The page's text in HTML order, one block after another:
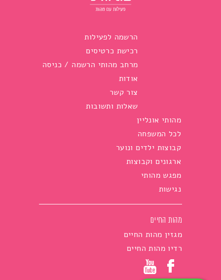
הרשמה לפעילות
רכישת כרטיסים
מרחב מהותי הרשמה / כניסה
אודות
צור קשר
שאלות ותשובות
מהותי אונליין
לכל המשפחה
קבוצות ילדים ונוער
ארגונים וקבוצות
מפגש מהותי
נגישות
מהות החיים
מגזין מהות החיים
רדיו מהות החיים